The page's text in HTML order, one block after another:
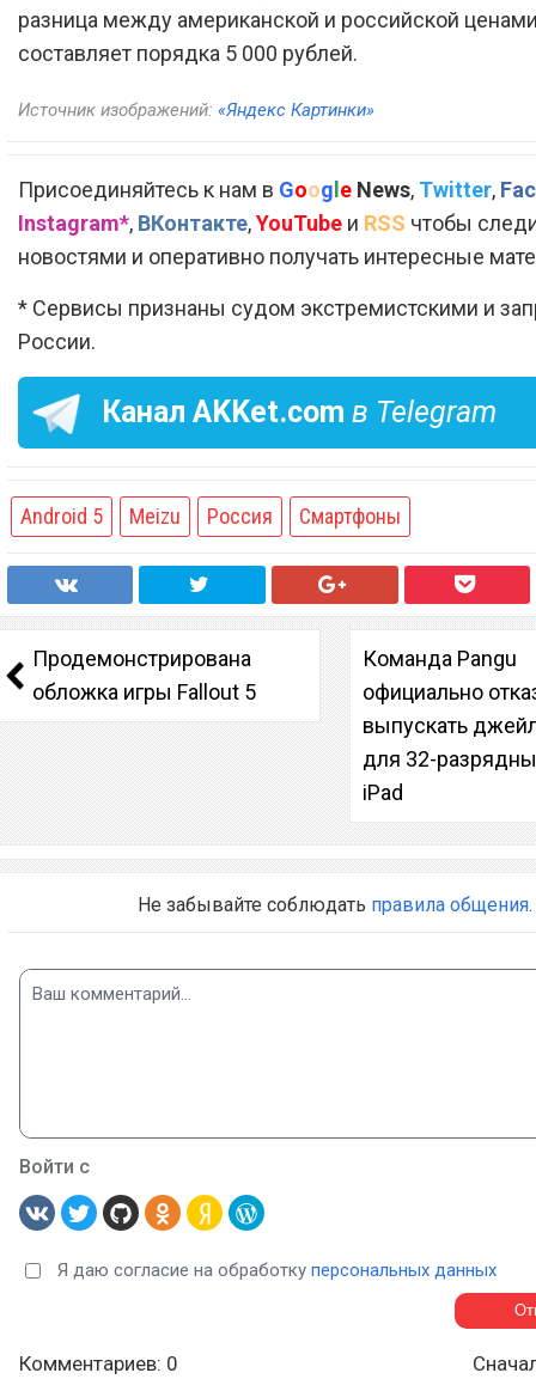
разница между американской и российской
составляет порядка 5 000 рублей.
Источник изображений: «Яндекс Картинки»
Присоединяйтесь к нам в Goog e News, Twitter,
Instagram*, ВКонтакте,YouTube и RSS чтобы
новостями и оперативно получать интересные
* Сервисы признаны судом экстремистскими и
России.
Канал AKKet.com в Telegram
Android 5 Meizu Россия Смартфоны
Продемонстрирована
обложка игры Fallout 5
Команда Pangu
официально
выпускать
для 32-
iPad
Не забывайте соблюдать правила общения.
Войти с
Я даю согласие на обработку персональных данных
Комментариев: 0